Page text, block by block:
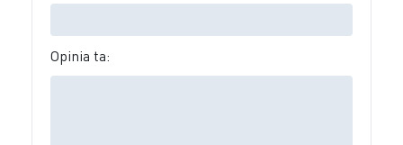
Opinia ta: